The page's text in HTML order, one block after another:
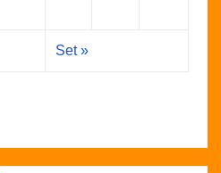
Set »